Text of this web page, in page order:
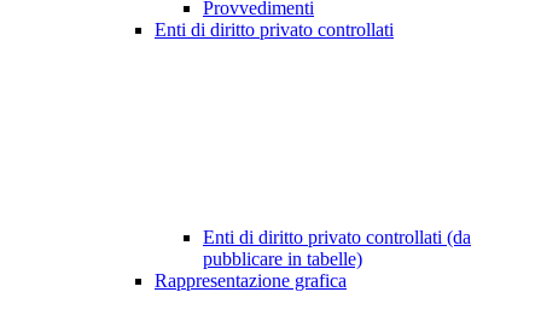
Provvedimenti
Enti di diritto privato controllati
Enti di diritto privato controllati (da
pubblicare in tabelle)
Rappresentazione grafica